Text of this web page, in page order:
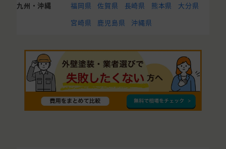
九州・沖縄 福岡県 佐賀県 長崎県 熊本県
大分県
宮崎県
鹿児島県 沖縄県